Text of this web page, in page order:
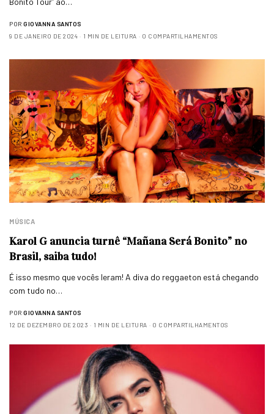
POR GIOVANNA SANTOS
9 DE JANEIRO DE 2024
1 MIN DE LEITURA 0 COMPARTILHAMENTOS
MÚSICA
Karol G anuncia turnê “Mañana Será Bonito” no
Brasil, saiba tudo!
É isso mesmo que vocês leram! A diva do reggaeton está chegando
com tudo no…
POR GIOVANNA SANTOS
12 DE DEZEMBRO DE 2023
1 MIN DE LEITURA 0 COMPARTILHAMENTOS